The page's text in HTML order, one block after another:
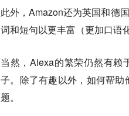
此外，Amazon还为英国和德
词和短句以更丰富（更加口语
当然，Alexa的繁荣仍然有赖
子。除了有趣以外，如何帮
题。